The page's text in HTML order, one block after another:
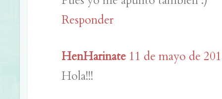
Responder
HenHarinate 11 de mayo de
Hola!!!